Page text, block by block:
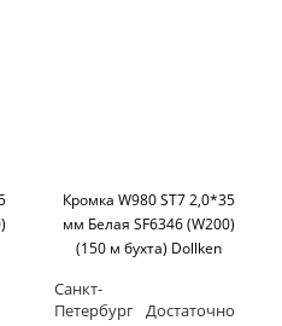
Кромка W980 ST7 2,0*35
мм Белая SF6346 (W200)
(150 м бухта) Dollken
Санкт-
Петербург Достаточно